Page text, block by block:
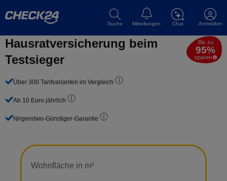
Suche Mitteilungen Chat Anmelden
Hausrat­versicherung beim
Testsieger
Bis zu
95%
sparen
Wohnfläche in m²
Über 300 Tarifvarianten im Vergleich
Ab 10 Euro jährlich
Nirgendwo-Günstiger-Garantie